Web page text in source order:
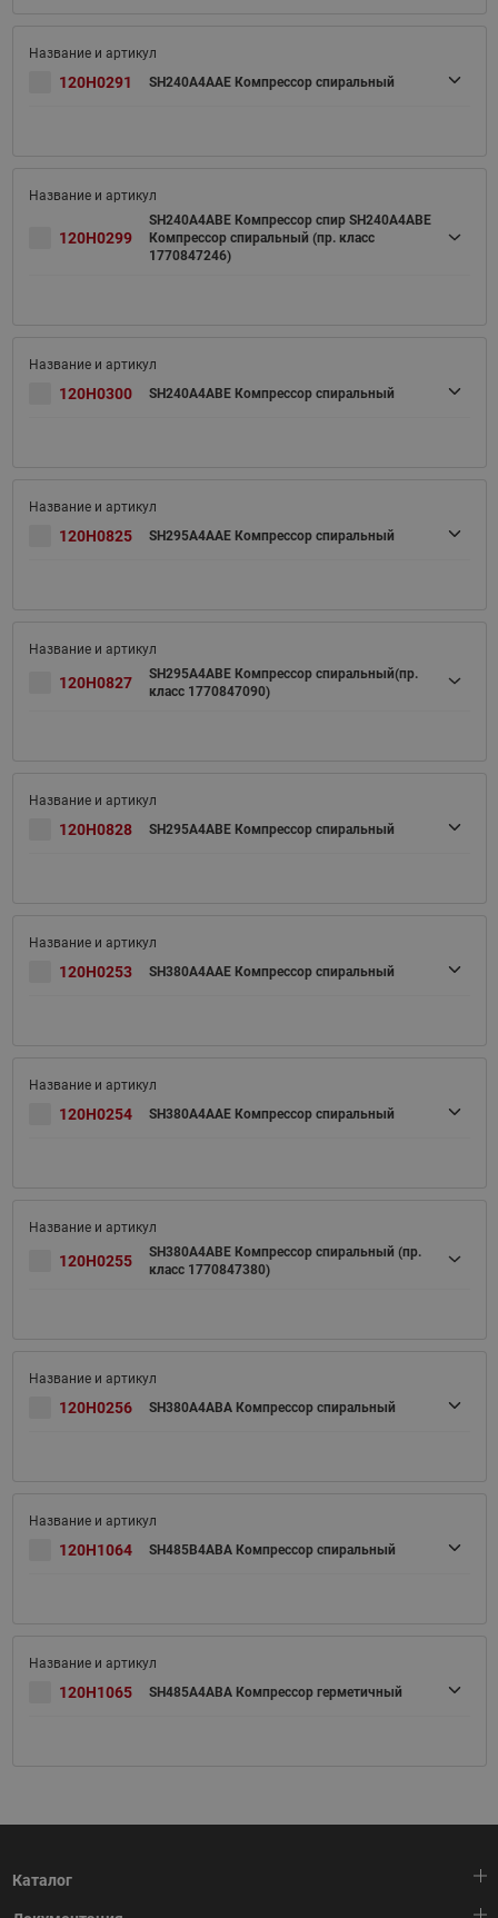
120H0291 SH240A4AAE Компрессор спиральный
120H0299
SH240A4ABE Компрессор спир SH240A4ABE
Компрессор спиральный (пр. класс
1770847246)
120H0300 SH240A4ABE Компрессор спиральный
120H0825 SH295A4AAE Компрессор спиральный
120H0827
SH295A4ABE Компрессор спиральный(пр.
класс 1770847090)
120H0828 SH295A4ABE Компрессор спиральный
120H0253 SH380A4AAE Компрессор спиральный
120H0254 SH380A4AAE Компрессор спиральный
120H0255
SH380A4ABE Компрессор спиральный (пр.
класс 1770847380)
120H0256 SH380A4ABA Компрессор спиральный
120H1064 SH485B4ABA Компрессор спиральный
120H1065 SH485A4ABA Компрессор герметичный
Каталог